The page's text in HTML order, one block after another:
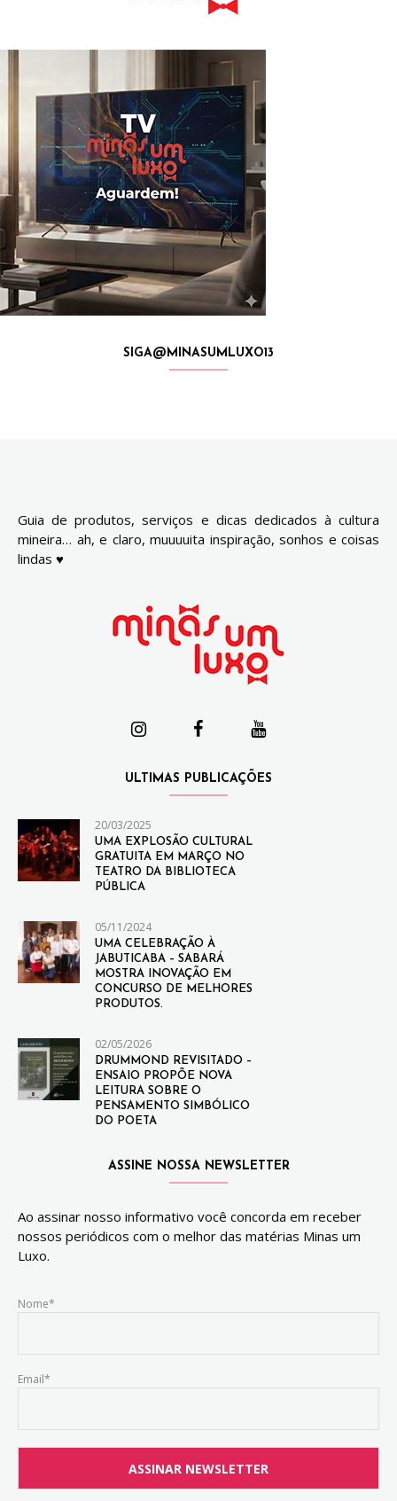
SIGA@MINASUMLUXO13
Guia de produtos, serviços e dicas dedicados à cultura
mineira… ah, e claro, muuuuita inspiração, sonhos e coisas
lindas ♥
ULTIMAS PUBLICAÇÕES
20/03/2025
UMA EXPLOSÃO CULTURAL
GRATUITA EM MARÇO NO
TEATRO DA BIBLIOTECA
PÚBLICA
05/11/2024
UMA CELEBRAÇÃO À
JABUTICABA – SABARÁ
MOSTRA INOVAÇÃO EM
CONCURSO DE MELHORES
PRODUTOS.
02/05/2026
DRUMMOND REVISITADO –
ENSAIO PROPÕE NOVA
LEITURA SOBRE O
PENSAMENTO SIMBÓLICO
DO POETA
ASSINE NOSSA NEWSLETTER
Ao assinar nosso informativo você concorda em receber
nossos periódicos com o melhor das matérias Minas um
Luxo.
Nome*
Email*